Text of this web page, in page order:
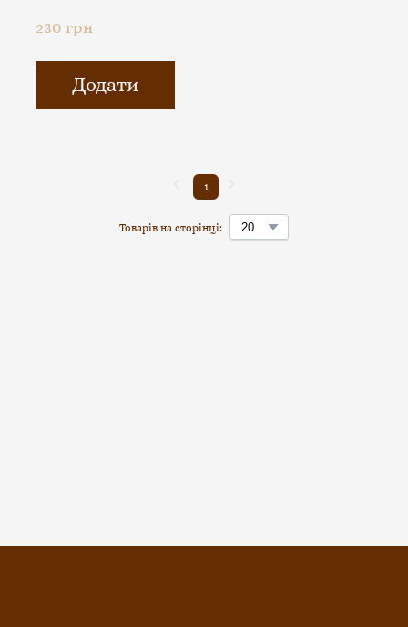
230 грн
Додати
Товарів на сторінці:
1